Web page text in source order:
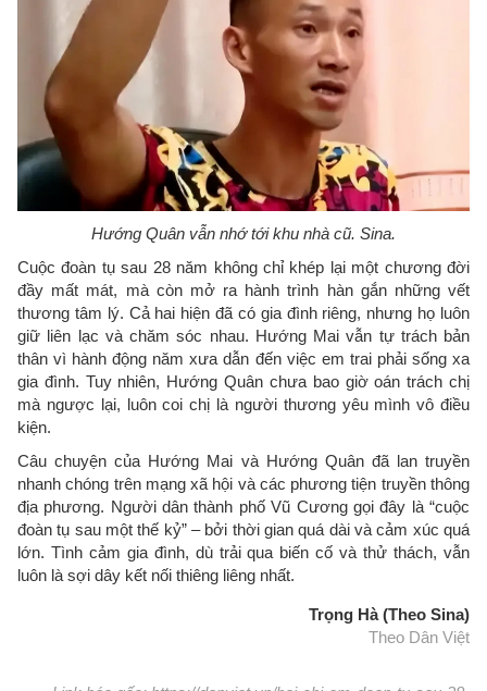
Hướng Quân vẫn nhớ tới khu nhà cũ. Sina.
Cuộc đoàn tụ sau 28 năm không chỉ khép lại một chương đời
đầy mất mát, mà còn mở ra hành trình hàn gắn những vết
thương tâm lý. Cả hai hiện đã có gia đình riêng, nhưng họ luôn
giữ liên lạc và chăm sóc nhau. Hướng Mai vẫn tự trách bản
thân vì hành động năm xưa dẫn đến việc em trai phải sống xa
gia đình. Tuy nhiên, Hướng Quân chưa bao giờ oán trách chị
mà ngược lại, luôn coi chị là người thương yêu mình vô điều
kiện.
Câu chuyện của Hướng Mai và Hướng Quân đã lan truyền
nhanh chóng trên mạng xã hội và các phương tiện truyền thông
địa phương. Người dân thành phố Vũ Cương gọi đây là “cuộc
đoàn tụ sau một thế kỷ” – bởi thời gian quá dài và cảm xúc quá
lớn. Tình cảm gia đình, dù trải qua biến cố và thử thách, vẫn
luôn là sợi dây kết nối thiêng liêng nhất.
Trọng Hà (Theo Sina)
Theo Dân Việt